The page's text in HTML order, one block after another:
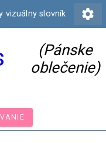
vizuálny slovník settings
(Pánske
oblečenie)